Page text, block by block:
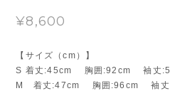
¥8,600
【サイズ（cm）】
S 着丈:45cm 胸囲:92cm 袖丈
M 着丈:47cm 胸囲:96cm 袖